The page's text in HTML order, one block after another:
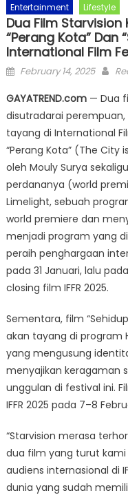
Entertainment Lifestyle
Dua Film
“Perang Kota” Dan
International Film
Posted
February 14, 2025
GAYATREND.com— Dua
disutradarai perempuan,
tayang di International
“Perang Kota” (The City
oleh Mouly Surya
perdananya (world
Limelight, sebuah
world premiere dan
menjadi program yang
peraih penghargaan
pada 31 Januari, lalu
closing film IFFR 2025.
Sementara, film
akan tayang di program
yang mengusung
menyajikan keragaman
unggulan di festival ini.
IFFR 2025 pada 7–8
“Starvision merasa
dua film yang turut
audiens internasional di
dunia yang sudah